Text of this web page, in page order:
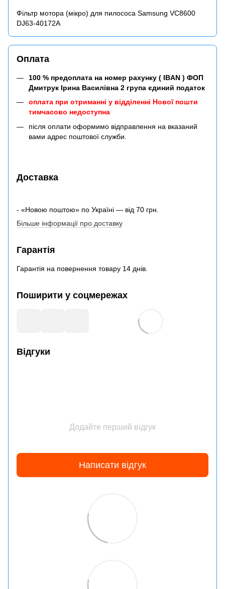
Фільтр мотора (мікро) для пилососа Samsung VC8600
DJ63-40172A
Оплата
100 % предоплата на номер рахунку ( IBAN ) ФОП
Дмитрук Ірина Василівна 2 група єдиний податок
оплата при отриманні у відділенні Нової пошти
тимчасово недоступна
після оплати оформимо відправлення на вказаний
вами адрес поштової служби.
Доставка
- «Новою поштою» по Україні — від 70 грн.
Більше інформації про доставку
Гарантія
Гарантія на повернення товару 14 днів.
Поширити у соцмережах
Відгуки
Додайте перший відгук
Написати відгук